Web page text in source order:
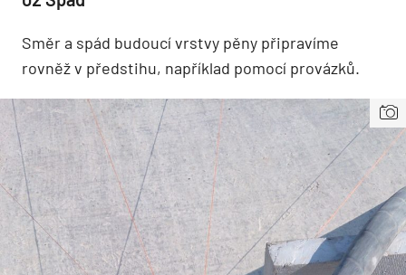
Směr a spád budoucí vrstvy pěny připravíme
rovněž v předstihu, například pomocí provázků.